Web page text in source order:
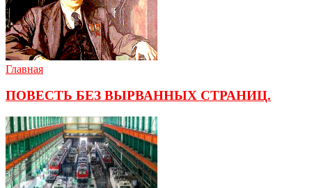
Главная
ПОВЕСТЬ БЕЗ ВЫРВАННЫХ СТРАНИЦ.